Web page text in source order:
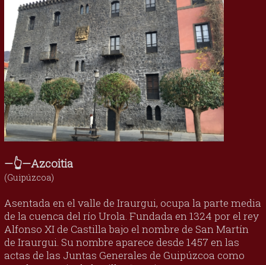
—👆—Azcoitia
(Guipúzcoa)
Asentada en el valle de Iraurgui, ocupa la parte media
de la cuenca del río Urola. Fundada en 1324 por el rey
Alfonso XI de Castilla bajo el nombre de San Martín
de Iraurgui. Su nombre aparece desde 1457 en las
actas de las Juntas Generales de Guipúzcoa como